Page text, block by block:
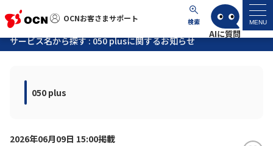
OCNお客さまサポート 検索 MENU
OCNお客さまサポート
マイページ
サポートトップ
サービス名から探す : 050 plusに関するお知らせ
050 plus
2026年06月09日 15:00掲載